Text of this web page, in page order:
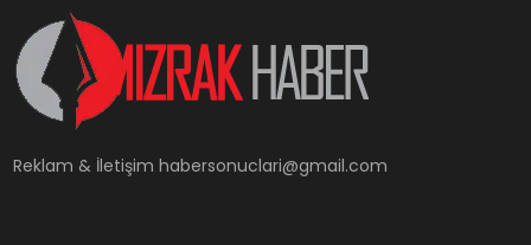
YAŞAM
Reklam & İletişimhabersonuclari@gmail.com